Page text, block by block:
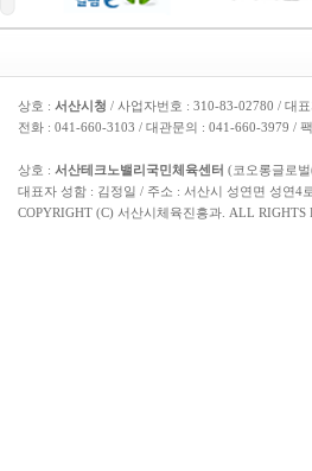
상호 : 서산시청 / 사업자번호 : 310-83-02780 / 대
전화 : 041-660-3103 / 대관문의 : 041-660-3979 /
상호 : 서산테크노밸리국민체육센터 (코오롱글로
대표자 성함 : 김정일 / 주소 : 서산시 성연면 성연4
COPYRIGHT (C) 서산시체육진흥과. ALL RIGHTS